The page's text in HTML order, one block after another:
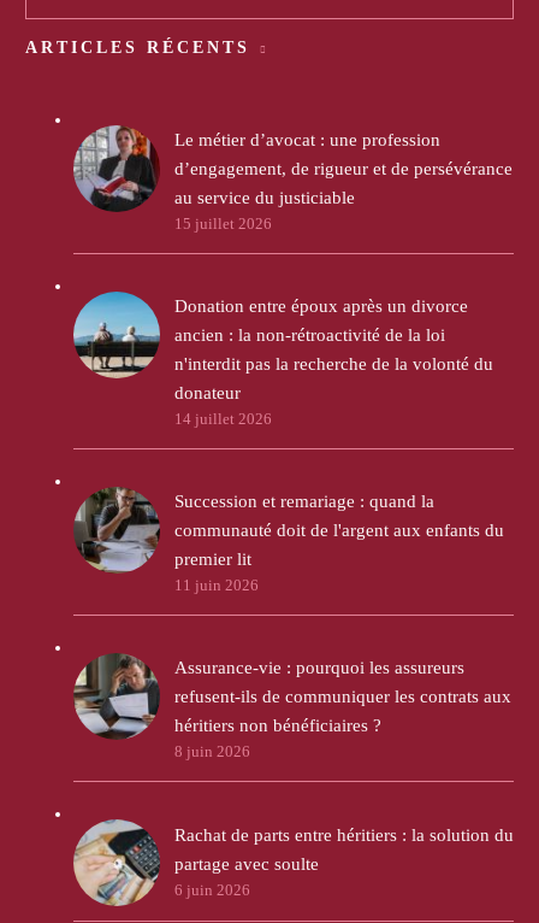
ARTICLES RÉCENTS
Le métier d’avocat : une profession
d’engagement, de rigueur et de persévérance
au service du justiciable
15 juillet 2026
Donation entre époux après un divorce
ancien : la non-rétroactivité de la loi
n'interdit pas la recherche de la volonté du
donateur
14 juillet 2026
Succession et remariage : quand la
communauté doit de l'argent aux enfants du
premier lit
11 juin 2026
Assurance-vie : pourquoi les assureurs
refusent-ils de communiquer les contrats aux
héritiers non bénéficiaires ?
8 juin 2026
Rachat de parts entre héritiers : la solution du
partage avec soulte
6 juin 2026